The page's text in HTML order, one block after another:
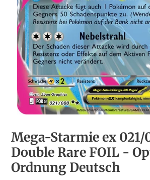
Mega-Starmie ex 021/
Double Rare FOIL -
Ordnung Deutsch